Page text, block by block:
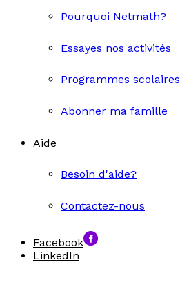
Pourquoi Netmath?
Essayes nos activités
Programmes scolaires
Abonner ma famille
Aide
Besoin d'aide?
Contactez-nous
Facebook
LinkedIn